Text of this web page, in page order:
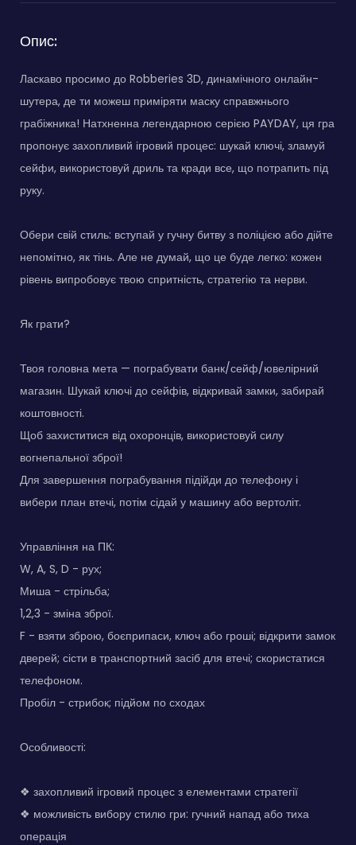
Опис:
Ласкаво просимо до Robberies 3D, динамічного онлайн-
шутера, де ти можеш приміряти маску справжнього
грабіжника! Натхненна легендарною серією PAYDAY, ця гра
пропонує захопливий ігровий процес: шукай ключі, зламуй
сейфи, використовуй дриль та кради все, що потрапить під
руку.
Обери свій стиль: вступай у гучну битву з поліцією або дійте
непомітно, як тінь. Але не думай, що це буде легко: кожен
рівень випробовує твою спритність, стратегію та нерви.
Як грати?
Твоя головна мета — пограбувати банк/сейф/ювелірний
магазин. Шукай ключі до сейфів, відкривай замки, забирай
коштовності.
Щоб захиститися від охоронців, використовуй силу
вогнепальної зброї!
Для завершення пограбування підійди до телефону і
вибери план втечі, потім сідай у машину або вертоліт.
Управління на ПК:
W, A, S, D - рух;
Миша - стрільба;
1,2,3 - зміна зброї.
F - взяти зброю, боєприпаси, ключ або гроші; відкрити замок
дверей; сісти в транспортний засіб для втечі; скористатися
телефоном.
Пробіл - стрибок; підйом по сходах
Особливості:
❖ захопливий ігровий процес з елементами стратегії
❖ можливість вибору стилю гри: гучний напад або тиха
операція